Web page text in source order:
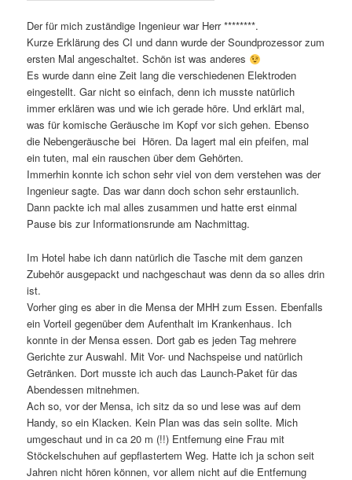
Der für mich zuständige Ingenieur war Herr ********.
Kurze Erklärung des CI und dann wurde der Soundprozessor zum
ersten Mal angeschaltet. Schön ist was anderes
Es wurde dann eine Zeit lang die verschiedenen Elektroden
eingestellt. Gar nicht so einfach, denn ich musste natürlich
immer erklären was und wie ich gerade höre. Und erklärt mal,
was für komische Geräusche im Kopf vor sich gehen. Ebenso
die Nebengeräusche bei Hören. Da lagert mal ein pfeifen, mal
ein tuten, mal ein rauschen über dem Gehörten.
Immerhin konnte ich schon sehr viel von dem verstehen was der
Ingenieur sagte. Das war dann doch schon sehr erstaunlich.
Dann packte ich mal alles zusammen und hatte erst einmal
Pause bis zur Informationsrunde am Nachmittag.
Im Hotel habe ich dann natürlich die Tasche mit dem ganzen
Zubehör ausgepackt und nachgeschaut was denn da so alles drin
ist.
Vorher ging es aber in die Mensa der MHH zum Essen. Ebenfalls
ein Vorteil gegenüber dem Aufenthalt im Krankenhaus. Ich
konnte in der Mensa essen. Dort gab es jeden Tag mehrere
Gerichte zur Auswahl. Mit Vor- und Nachspeise und natürlich
Getränken. Dort musste ich auch das Launch-Paket für das
Abendessen mitnehmen.
Ach so, vor der Mensa, ich sitz da so und lese was auf dem
Handy, so ein Klacken. Kein Plan was das sein sollte. Mich
umgeschaut und in ca 20 m (!!) Entfernung eine Frau mit
Stöckelschuhen auf gepflastertem Weg. Hatte ich ja schon seit
Jahren nicht hören können, vor allem nicht auf die Entfernung